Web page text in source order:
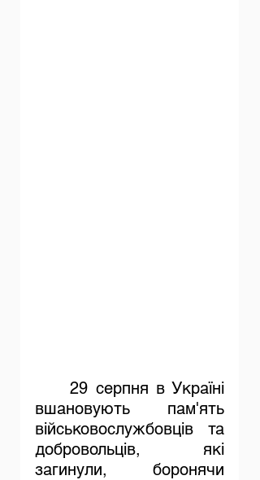
	29 серпня в Україні
вшановують пам'ять
військовослужбовців та
добровольців, які
загинули, боронячи